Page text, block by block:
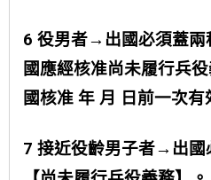
6 役男者→出國必須蓋
國應經核准尚未履行兵
國核准 年 月 日前一次有
7 接近役齡男子者→出國